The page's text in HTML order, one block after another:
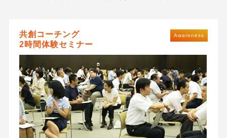
Awareness
共創コーチング
2時間体験セミナー